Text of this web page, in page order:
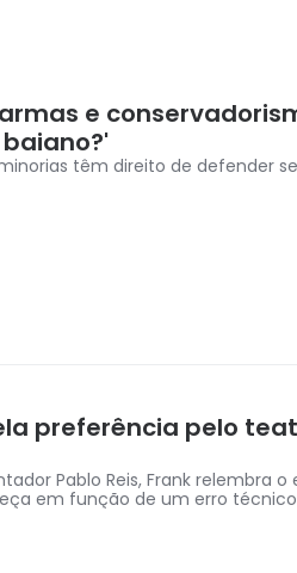
e
têm direito de defender
preferência pelo
Pablo Reis, Frank relembra o
em função de um erro técnico